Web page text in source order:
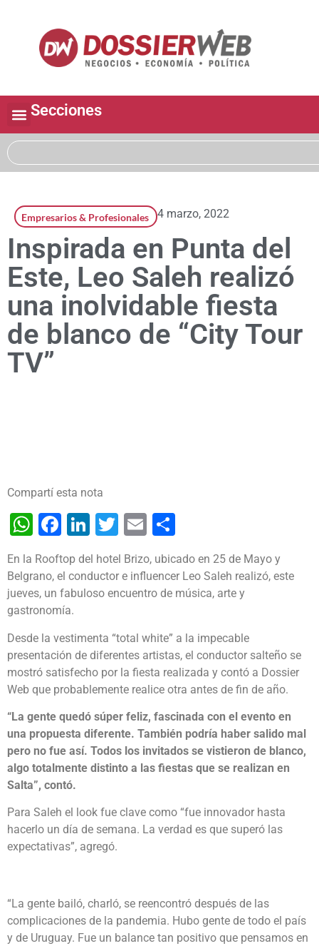
Secciones
Empresarios & Profesionales 4 marzo, 2022
Inspirada en Punta del
Este, Leo Saleh realizó
una inolvidable fiesta
de blanco de “City Tour
TV”
Compartí esta nota
WhatsApp
Facebook
LinkedIn
Twitter
Email
En la Rooftop del hotel Brizo, ubicado en 25 de Mayo y
Belgrano, el conductor e influencer Leo Saleh realizó, este
jueves, un fabuloso encuentro de música, arte y
gastronomía.
Desde la vestimenta “total white” a la impecable
presentación de diferentes artistas, el conductor salteño se
mostró satisfecho por la fiesta realizada y contó a Dossier
Web que probablemente realice otra antes de fin de año.
“La gente quedó súper feliz, fascinada con el evento en
una propuesta diferente. También podría haber salido mal
pero no fue así. Todos los invitados se vistieron de blanco,
algo totalmente distinto a las fiestas que se realizan en
Salta”, contó.
Para Saleh el look fue clave como “fue innovador hasta
hacerlo un día de semana. La verdad es que superó las
expectativas”, agregó.
“La gente bailó, charló, se reencontró después de las
complicaciones de la pandemia. Hubo gente de todo el país
y de Uruguay. Fue un balance tan positivo que pensamos en